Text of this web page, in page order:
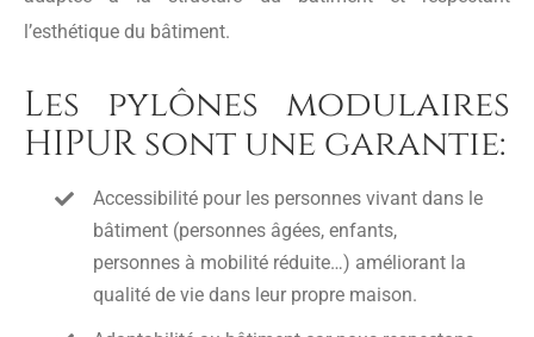
l’esthétique du bâtiment.
Les pylônes modulaires
HIPUR sont une garantie:
Accessibilité pour les personnes vivant dans le
bâtiment (personnes âgées, enfants,
personnes à mobilité réduite…) améliorant la
qualité de vie dans leur propre maison.